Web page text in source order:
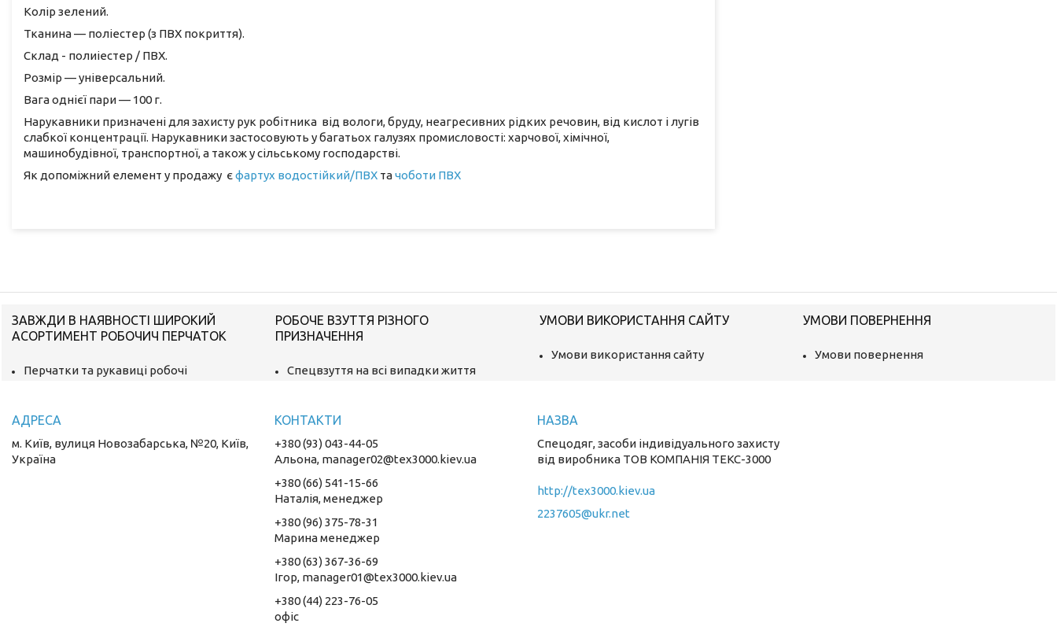
Колір зелений.
Тканина — поліестер (з ПВХ покриття).
Склад - полиіестер / ПВХ.
Розмір — універсальний.
Вага однієї пари — 100 г.
Нарукавники призначені для захисту рук робітника від вологи, бруду, неагресивних рідких речовин, від кислот і лугів
слабкої концентрації. Нарукавники застосовують у багатьох галузях промисловості: харчової, хімічної,
машинобудівної, транспортної, а також у сільському господарстві.
Як допоміжний елемент у продажу єфартух водостійкий/ПВХ тачоботи ПВХ
ЗАВЖДИ В НАЯВНОСТІ ШИРОКИЙ
АСОРТИМЕНТ РОБОЧИЧ ПЕРЧАТОК
Перчатки та рукавиці робочі
РОБОЧЕ ВЗУТТЯ РІЗНОГО
ПРИЗНАЧЕННЯ
Спецвзуття на всі випадки життя
УМОВИ ВИКОРИСТАННЯ САЙТУ
Умови використання сайту
УМОВИ ПОВЕРНЕННЯ
Умови повернення
м. Київ, вулиця Новозабарська, №20, Київ,
Україна
+380 (93) 043-44-05
Альона, manager02@tex3000.kiev.ua
+380 (66) 541-15-66
Наталія, менеджер
+380 (96) 375-78-31
Марина менеджер
+380 (63) 367-36-69
Ігор, manager01@tex3000.kiev.ua
+380 (44) 223-76-05
oфіс
Спецодяг, засоби індивідуального захисту
від виробника ТОВ КОМПАНІЯ ТЕКС-3000
http://tex3000.kiev.ua
2237605@ukr.net